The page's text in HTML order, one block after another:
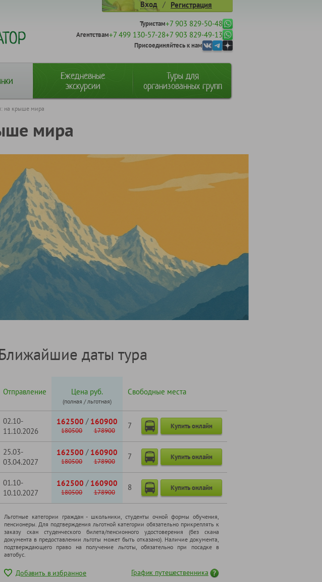
Вход / Регистрация
Туристам+7 903 829-50-48
Агентствам+7 499 130-57-28+7 903 829-49-13
Присоединяйтесь к нам
Ежедневные
экскурсии
Туры для
организованных групп
на крыше мира
мира
даты тура
Отправление Цена руб.
(полная / льготная)
Свободные места
02.10-
11.10.2026
162500 / 160900
180500 178900
7 Купить онлайн
25.03-
03.04.2027
162500 / 160900
180500 178900
7 Купить онлайн
01.10-
10.10.2027
162500 / 160900
180500 178900
8 Купить онлайн
Льготные категории граждан - школьники, cтуденты очной формы обучения,
пенсионеры. Для подтверждения льготной категории обязательно прикреплять к
заказу скан студенческого билета/пенсионного удостоверения (без скана
документа в предоставлении льготы может быть отказано). Наличие документа,
подтверждающего право на получение льготы, обязательно при посадке в
автобус.
Добавить в избранное График путешественника